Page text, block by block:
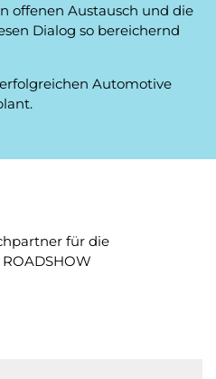
offenen Austausch und die
Dialog so bereichernd
Automotive
für die
ROADSHOW